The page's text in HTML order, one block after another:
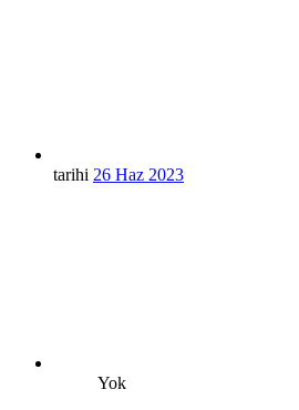
tarihi 26 Haz 2023
Yok